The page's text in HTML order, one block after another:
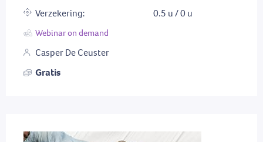
Verzekering:
0.5 u / 0 u
Webinar on demand
Casper De Ceuster
Gratis